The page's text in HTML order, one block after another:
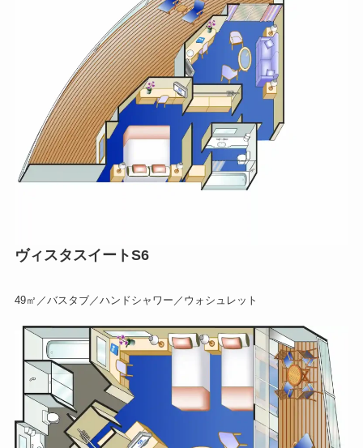
ヴィスタスイートS6
49㎡／バスタブ／ハンドシャワー／ウォシュレット